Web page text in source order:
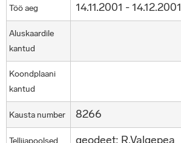
Töö aeg 14.11.2001 - 14.12.2001
Aluskaardile
kantud
Koondplaani
kantud
Kausta number 8266
Tellijapoolsed geodeet: R.Valgepea